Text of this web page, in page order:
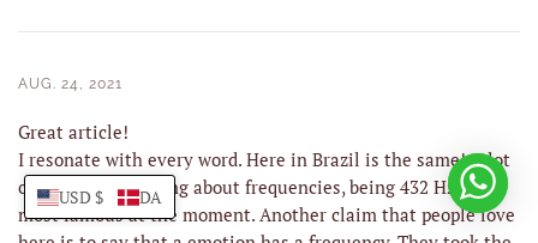
USD $ DA
AUG. 24, 2021
Great article!
I resonate with every word. Here in Brazil is the same! A lot
of misunderstanding about frequencies, being 432 Hz the
most famous at the moment. Another claim that people love